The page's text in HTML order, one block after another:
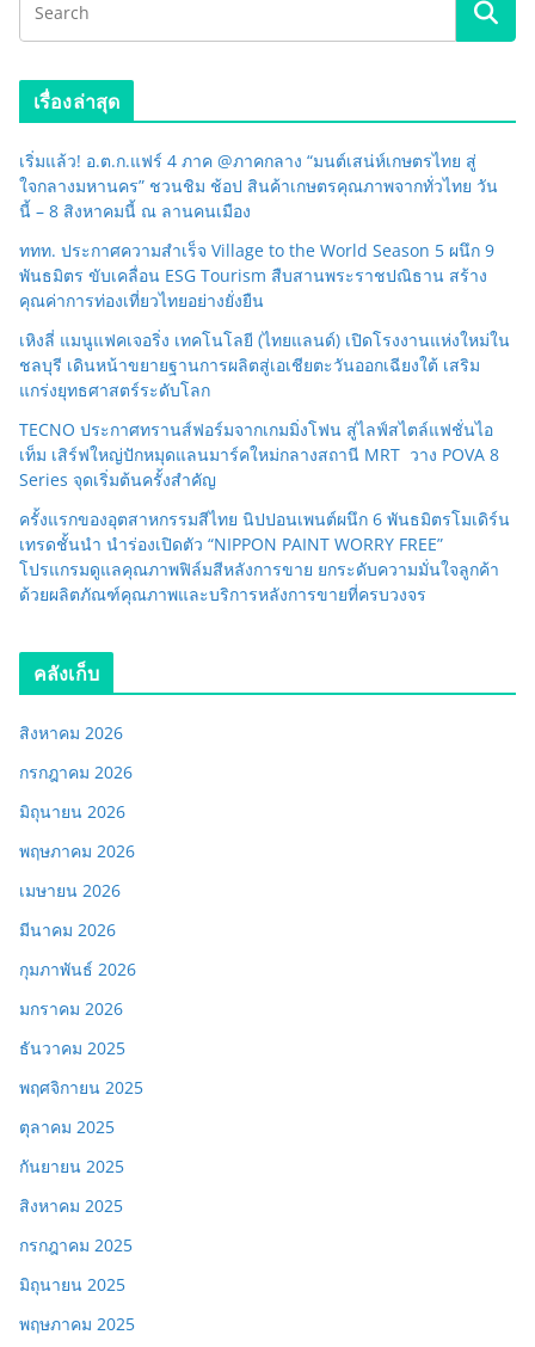
เรื่องล่าสุด
เริ่มแล้ว! อ.ต.ก.แฟร์ 4 ภาค @ภาคกลาง “มนต์เสน่ห์เกษตรไทย สู่
ใจกลางมหานคร” ชวนชิม ช้อป สินค้าเกษตรคุณภาพจากทั่วไทย วัน
นี้ – 8 สิงหาคมนี้ ณ ลานคนเมือง
ททท. ประกาศความสำเร็จ Village to the World Season 5 ผนึก 9
พันธมิตร ขับเคลื่อน ESG Tourism สืบสานพระราชปณิธาน สร้าง
คุณค่าการท่องเที่ยวไทยอย่างยั่งยืน
เหิงลี่ แมนูแฟคเจอริ่ง เทคโนโลยี (ไทยแลนด์) เปิดโรงงานแห่งใหม่ใน
ชลบุรี เดินหน้าขยายฐานการผลิตสู่เอเชียตะวันออกเฉียงใต้ เสริม
แกร่งยุทธศาสตร์ระดับโลก
TECNO ประกาศทรานส์ฟอร์มจากเกมมิ่งโฟน สู่ไลฟ์สไตล์แฟชั่นไอ
เท็ม เสิร์ฟใหญ่ปักหมุดแลนมาร์คใหม่กลางสถานี MRT วาง POVA 8
Series จุดเริ่มต้นครั้งสำคัญ
ครั้งแรกของอุตสาหกรรมสีไทย นิปปอนเพนต์ผนึก 6 พันธมิตรโมเดิร์น
เทรดชั้นนำ นำร่องเปิดตัว “NIPPON PAINT WORRY FREE”
โปรแกรมดูแลคุณภาพฟิล์มสีหลังการขาย ยกระดับความมั่นใจลูกค้า
ด้วยผลิตภัณฑ์คุณภาพและบริการหลังการขายที่ครบวงจร
คลังเก็บ
สิงหาคม 2026
กรกฎาคม 2026
มิถุนายน 2026
พฤษภาคม 2026
เมษายน 2026
มีนาคม 2026
กุมภาพันธ์ 2026
มกราคม 2026
ธันวาคม 2025
พฤศจิกายน 2025
ตุลาคม 2025
กันยายน 2025
สิงหาคม 2025
กรกฎาคม 2025
มิถุนายน 2025
พฤษภาคม 2025